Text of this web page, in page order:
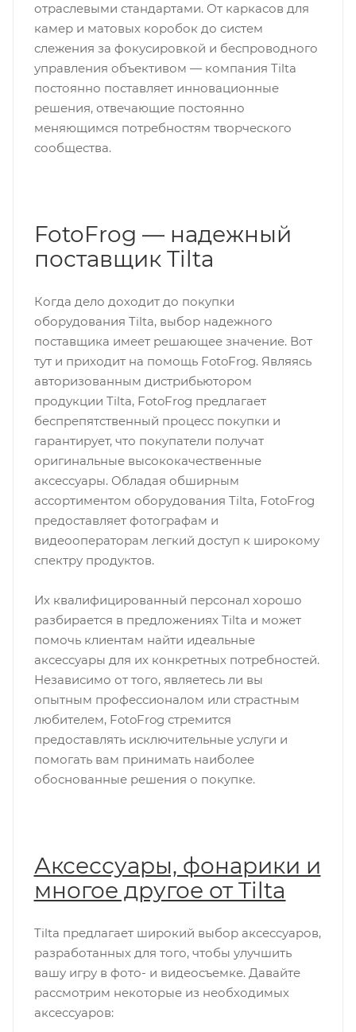
отраслевыми стандартами. От каркасов для
камер и матовых коробок до систем
слежения за фокусировкой и беспроводного
управления объективом — компания Tilta
постоянно поставляет инновационные
решения, отвечающие постоянно
меняющимся потребностям творческого
сообщества.
FotoFrog — надежный
поставщик Tilta
Когда дело доходит до покупки
оборудования Tilta, выбор надежного
поставщика имеет решающее значение. Вот
тут и приходит на помощь FotoFrog. Являясь
авторизованным дистрибьютором
продукции Tilta, FotoFrog предлагает
беспрепятственный процесс покупки и
гарантирует, что покупатели получат
оригинальные высококачественные
аксессуары. Обладая обширным
ассортиментом оборудования Tilta, FotoFrog
предоставляет фотографам и
видеооператорам легкий доступ к широкому
спектру продуктов.
Их квалифицированный персонал хорошо
разбирается в предложениях Tilta и может
помочь клиентам найти идеальные
аксессуары для их конкретных потребностей.
Независимо от того, являетесь ли вы
опытным профессионалом или страстным
любителем, FotoFrog стремится
предоставлять исключительные услуги и
помогать вам принимать наиболее
обоснованные решения о покупке.
Аксессуары, фонарики и
многое другое от Tilta
Tilta предлагает широкий выбор аксессуаров,
разработанных для того, чтобы улучшить
вашу игру в фото- и видеосъемке. Давайте
рассмотрим некоторые из необходимых
аксессуаров: